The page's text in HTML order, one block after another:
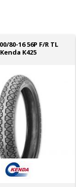
80-16 56P F/R TL
Kenda K425